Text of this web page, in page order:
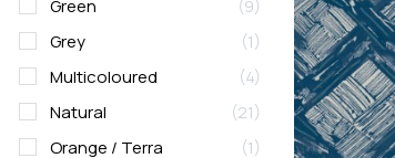
Green
9
Grey
1
Multicoloured
4
Natural
21
Orange / Terra
1